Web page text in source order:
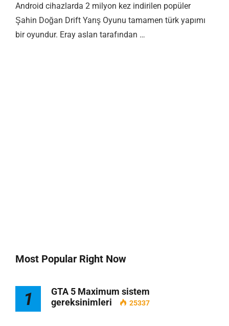
Android cihazlarda 2 milyon kez indirilen popüler
Şahin Doğan Drift Yarış Oyunu tamamen türk yapımı
bir oyundur. Eray aslan tarafından …
Most Popular Right Now
1
GTA 5 Maximum sistem
gereksinimleri
25337